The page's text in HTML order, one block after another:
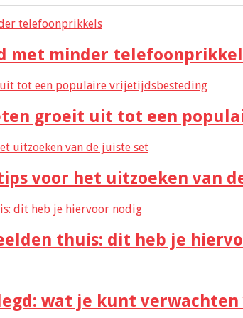
met minder
groeit uit tot een
voor het uitzoeken van
thuis: dit heb je
wat je kunt